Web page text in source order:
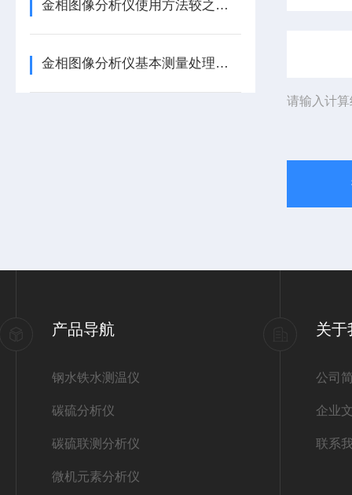
金相图像分析仪使用方法较之传统检测方法的优势
金相图像分析仪基本测量处理功能的总结
请输入计
产品导航
钢水铁水测温仪
碳硫分析仪
碳硫联测分析仪
微机元素分析仪
关于
公司
企业
联系